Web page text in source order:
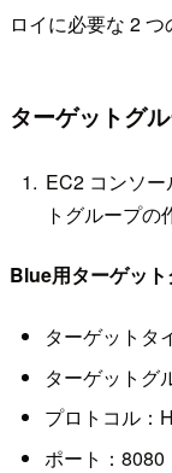
ロイに必要な 2 つ
ターゲットグ
EC2 コンソ
トグループの
Blue用ターゲット
ターゲットタ
ターゲットグ
プロトコル：
ポート：8080